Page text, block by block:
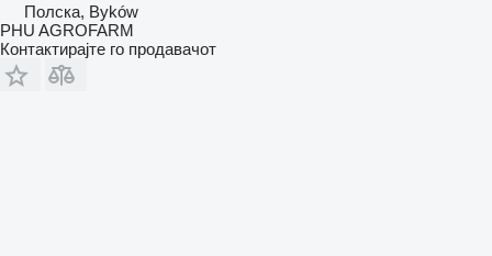
Полска, Byków
PHU AGROFARM
Контактирајте го продавачот